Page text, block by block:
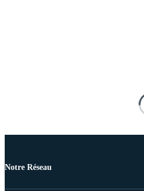
Notre Réseau